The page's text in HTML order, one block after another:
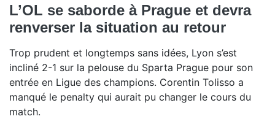
L’OL se saborde à Prague et devra
renverser la situation au retour
Trop prudent et longtemps sans idées, Lyon s’est
incliné 2-1 sur la pelouse du Sparta Prague pour son
entrée en Ligue des champions. Corentin Tolisso a
manqué le penalty qui aurait pu changer le cours du
match.